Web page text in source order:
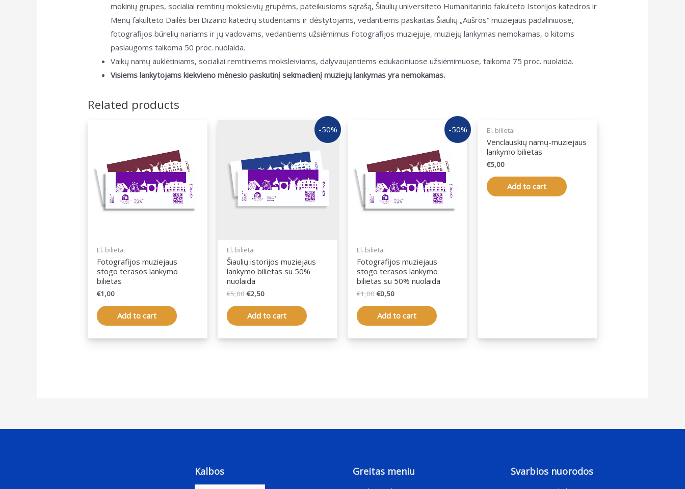
mokinių grupes, socialiai remtinų moksleivių grupėms, pateikusioms sąrašą, Šiaulių universiteto Humanitarinio fakulteto Istorijos katedros ir
Menų fakulteto Dailės bei Dizaino katedrų studentams ir dėstytojams, vedantiems paskaitas Šiaulių „Aušros“ muziejaus padaliniuose,
fotografijos būrelių nariams ir jų vadovams, vedantiems užsiėmimus Fotografijos muziejuje, muziejų lankymas nemokamas, o kitoms
paslaugoms taikoma 50 proc. nuolaida.
Vaikų namų auklėtiniams, socialiai remtiniems moksleiviams, dalyvaujantiems edukaciniuose užsiėmimuose, taikoma 75 proc. nuolaida.
Visiems lankytojams kiekvieno mėnesio paskutinį sekmadienį muziejų lankymas yra nemokamas.
Related products
El. bilietai
Fotografijos muziejaus
stogo terasos lankymo
bilietas
€1,00
Add to cart
-50%
El. bilietai
Šiaulių istorijos muziejaus
lankymo bilietas su 50%
nuolaida
€5,00 €2,50
Add to cart
-50%
El. bilietai
Fotografijos muziejaus
stogo terasos lankymo
bilietas su 50% nuolaida
€1,00 €0,50
Add to cart
El. bilietai
Venclauskių namų-muziejaus
lankymo bilietas
€5,00
Add to cart
Kalbos Greitas meniu Svarbios nuorodos